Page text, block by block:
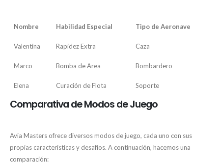
Nombre Habilidad Especial Tipo de Aeronave
Valentina Rapidez Extra Caza
Marco Bomba de Area Bombardero
Elena Curación de Flota Soporte
Comparativa de Modos de Juego
Avia Masters ofrece diversos modos de juego, cada uno con sus
propias características y desafíos. A continuación, hacemos una
comparación: